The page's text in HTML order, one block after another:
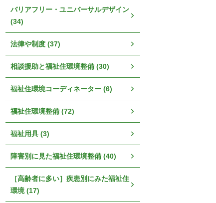
バリアフリー・ユニバーサルデザイン
(34)
法律や制度 (37)
相談援助と福祉住環境整備 (30)
福祉住環境コーディネーター (6)
福祉住環境整備 (72)
福祉用具 (3)
障害別に見た福祉住環境整備 (40)
［高齢者に多い］疾患別にみた福祉住
環境 (17)